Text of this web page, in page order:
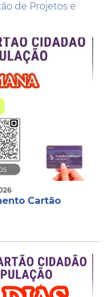
de Projetos e
Cartão